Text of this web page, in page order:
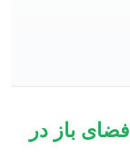
باز در